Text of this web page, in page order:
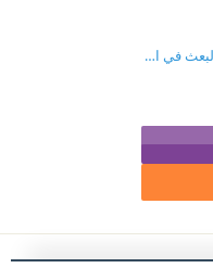
قصة سقوط صدام حسين: وانهيار نظام حزب البعث في العراق عام 2003 (شهادة تاريخية مستقلة)